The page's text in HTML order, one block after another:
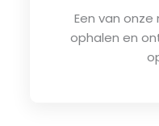
Een van
ophalen en